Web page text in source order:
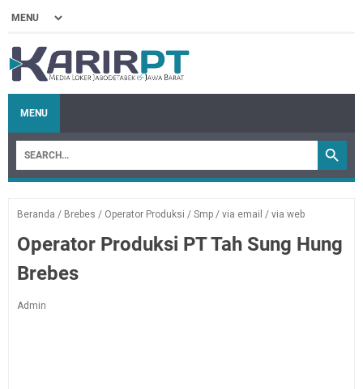
MENU
Beranda / Brebes / Operator Produksi / Smp / via email / via web
Operator Produksi PT Tah Sung Hung
Brebes
Admin